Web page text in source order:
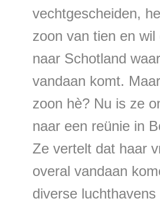
vechtgescheiden,
zoon van tien en wil
naar Schotland
vandaan komt.
zoon hè? Nu is ze
naar een reünie in
Ze vertelt dat haar
overal vandaan
diverse